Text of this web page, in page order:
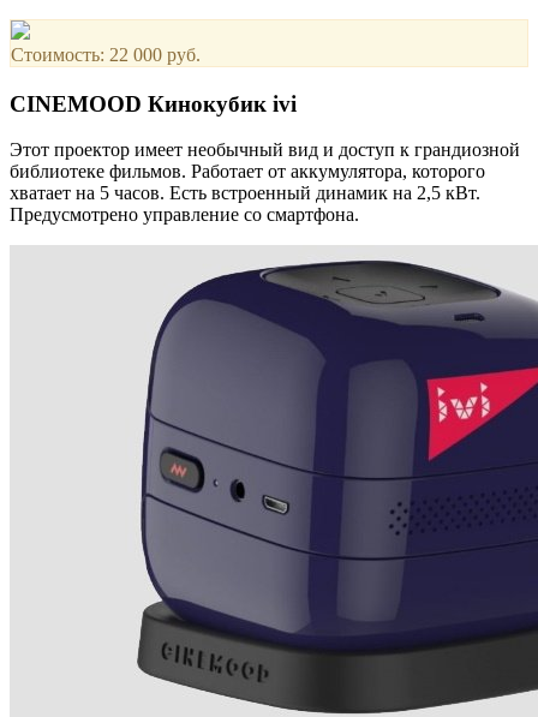
Стоимость: 22 000 руб.
CINEMOOD Кинокубик ivi
Этот проектор имеет необычный вид и доступ к грандиозной
библиотеке фильмов. Работает от аккумулятора, которого
хватает на 5 часов. Есть встроенный динамик на 2,5 кВт.
Предусмотрено управление со смартфона.